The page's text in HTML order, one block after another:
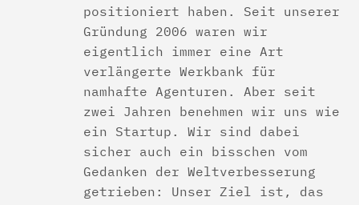
positioniert haben. Seit unserer
Gründung 2006 waren wir
eigentlich immer eine Art
verlängerte Werkbank für
namhafte Agenturen. Aber seit
zwei Jahren benehmen wir uns wie
ein Startup. Wir sind dabei
sicher auch ein bisschen vom
Gedanken der Weltverbesserung
getrieben: Unser Ziel ist, das